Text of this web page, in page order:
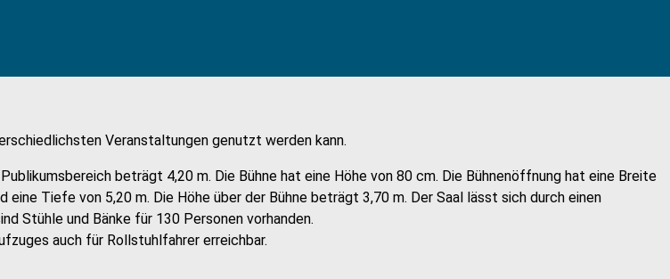
Veranstaltungen genutzt werden kann.
beträgt 4,20 m. Die Bühne hat eine Höhe von 80 cm. Die Bühnenöffnung hat eine Breite
Tiefe von 5,20 m. Die Höhe über der Bühne beträgt 3,70 m. Der Saal lässt sich durch einen
Stühle und Bänke für 130 Personen vorhanden.
auch für Rollstuhlfahrer erreichbar.